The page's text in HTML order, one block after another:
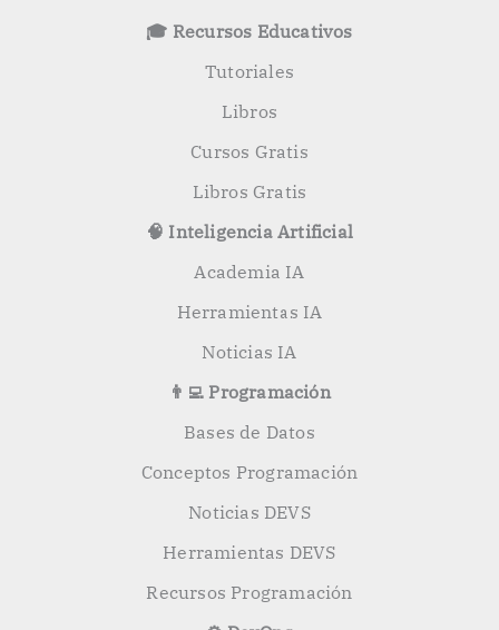
🎓 Recursos Educativos
Tutoriales
Libros
Cursos Gratis
Libros Gratis
🧠 Inteligencia Artificial
Academia IA
Herramientas IA
Noticias IA
👨‍💻 Programación
Bases de Datos
Conceptos Programación
Noticias DEVS
Herramientas DEVS
Recursos Programación